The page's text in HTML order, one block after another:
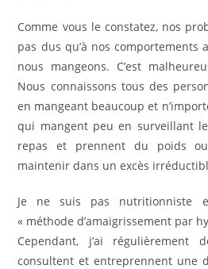
Comme vous le constatez, nos
pas dus qu’à nos comportements
nous mangeons. C’est
Nous connaissons tous des
en mangeant beaucoup et
qui mangent peu en surveillant
repas et prennent du poids
maintenir dans un excès
Je ne suis pas nutritionniste
« méthode d’amaigrissement par
Cependant, j’ai régulièrement
consultent et entreprennent une